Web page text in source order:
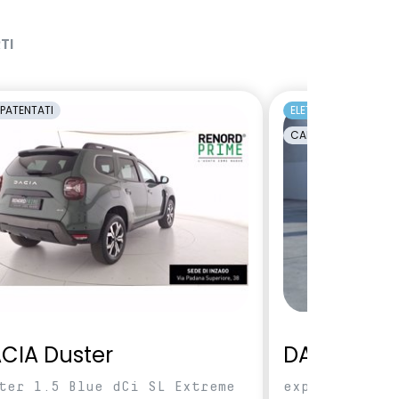
Duster
1.5 Blue dCi SL Extreme
ELETTRICA
CAMBIO
DACIA
expression